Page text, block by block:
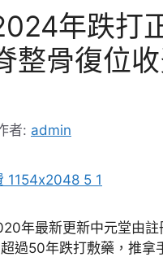
年跌打
整骨復位
者: admin
年最新更新中元堂由註
過50年跌打敷藥，推拿